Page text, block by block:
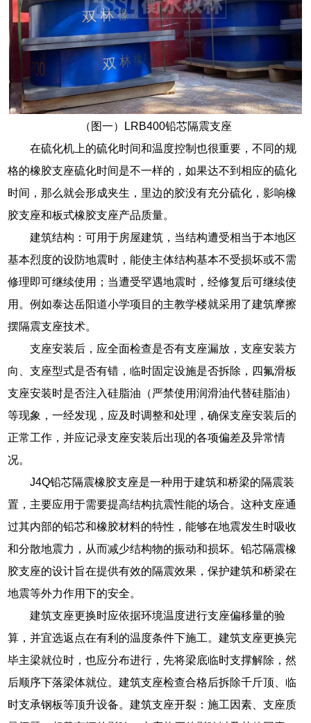
（图一）LRB400铅芯隔震支座
在硫化机上的硫化时间和温度控制也很重要，不同的规
格的橡胶支座硫化时间是不一样的，如果达不到相应的硫化
时间，那么就会形成夹生，里边的胶没有充分硫化，影响橡
胶支座和板式橡胶支座产品质量。
建筑结构：可用于房屋建筑，当结构遭受相当于本地区
基本烈度的设防地震时，能使主体结构基本不受损坏或不需
修理即可继续使用；当遭受罕遇地震时，经修复后可继续使
用。例如泰达岳阳道小学项目的主教学楼就采用了建筑摩擦
摆隔震支座技术。
支座安装后，应全面检查是否有支座漏放，支座安装方
向、支座型式是否有错，临时固定设施是否拆除，四氟滑板
支座安装时是否注入硅脂油（严禁使用润滑油代替硅脂油）
等现象，一经发现，应及时调整和处理，确保支座安装后的
正常工作，并应记录支座安装后出现的各项偏差及异常情
况。
J4Q铅芯隔震橡胶支座是一种用于建筑和桥梁的隔震装
置，主要应用于需要提高结构抗震性能的场合。这种支座通
过其内部的铅芯和橡胶材料的特性，能够在地震发生时吸收
和分散地震力，从而减少结构物的振动和损坏。铅芯隔震橡
胶支座的设计旨在提供有效的隔震效果，保护建筑和桥梁在
地震等外力作用下的安全。
建筑支座更换时应依据环境温度进行支座偏移量的验
算，并宜选返点在有利的温度条件下施工。建筑支座更换完
毕主梁就位时，也应分布进行，先将梁底临时支撑解除，然
后顺序下落梁体就位。建筑支座检查合格后拆除千斤顶、临
时支承钢板等顶升设备。建筑支座开裂：施工因素、支座质